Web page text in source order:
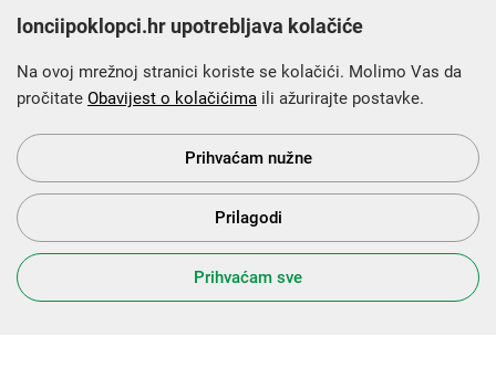
Krajnji primatelj financijskog instrumenta sufinanciranog iz
Europskog fonda za regionalni razvoj u sklopu Operativnog
programa „Konkurentnost i kohezija”.
s Vama od 2014. godine!
lonciipoklopci.hr upotrebljava kolačiće
Na ovoj mrežnoj stranici koriste se kolačići. Molimo Vas da
pročitate Obavijest o kolačićima ili ažurirajte postavke.
Prihvaćam nužne
Prilagodi
Prihvaćam sve